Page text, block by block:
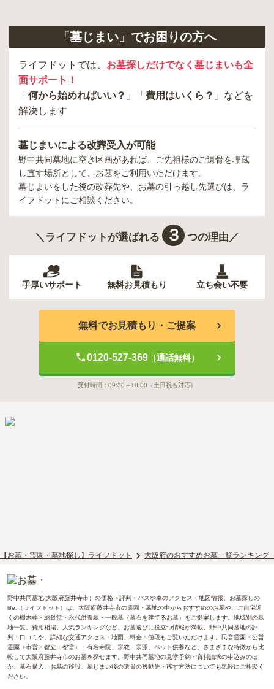
「墓じまい」でお困りの方へ
ライフドットでは、 お墓探しだけでなく墓じまいも全
面サポート！
「 何から始めればいい？ 」「 費用はいくら？ 」などを
解決します
墓じまいによる改葬受入が可能
野中共同墓地に空き区画があれば、ご先祖様のご遺骨を埋蔵
し直す場所として、お墓をご利用いただけます。
墓じまいをした後の改葬先や、お墓の引っ越し先選びは、ラ
イフドットにご相談ください。
＼ライフドットが選ばれる ３ つの理由／
手厚いサポート 無料お見積もり 立ち会い不要
無料でお見積もり・ご提案
0120-527-369（通話無料）
受付時間： 09:30～18:00 （土日祝も対応）
【お墓・霊園・墓地探し】ライフドット 大阪府のおすすめお墓一覧ランキング
野中共同墓地(大阪府藤井寺市）の価格・評判・バスや車のアクセス・地図情報。お墓探しの
life.（ライフドット）は、大阪府藤井寺市の霊園・墓地の中からおすすめのお墓や、ご自宅近
くの樹木葬・納骨堂・永代供養墓・一般墓（墓石を建てるお墓）をご提案します。地域別の墓
地一覧、費用相場、人気ランキングなど、お墓選びに役立つ情報が満載。野中共同墓地の評
判・口コミや、詳細な交通アクセス・地図、料金・値段もご覧いただけます。民営霊園・公営
霊園（市営・都立・都営）・有名寺院、宗教・宗派、ペット供養など、さまざまな特徴から比
較して大阪府藤井寺市のお墓を探せます。野中共同墓地の見学予約・資料請求の申込みのほ
か、墓石購入、お墓の移設、墓じまい後の遺骨の移動先・移す方法についても気軽にご相談く
ださい。